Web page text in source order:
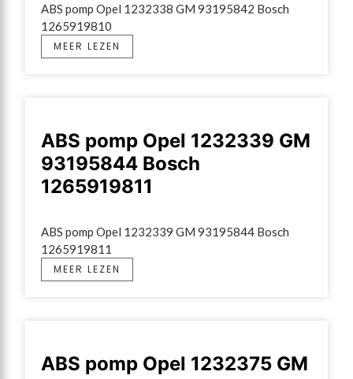
ABS pomp Opel 1232338 GM 93195842 Bosch
1265919810
MEER LEZEN
ABS pomp Opel 1232339 GM
93195844 Bosch
1265919811
ABS pomp Opel 1232339 GM 93195844 Bosch
1265919811
MEER LEZEN
ABS pomp Opel 1232375 GM